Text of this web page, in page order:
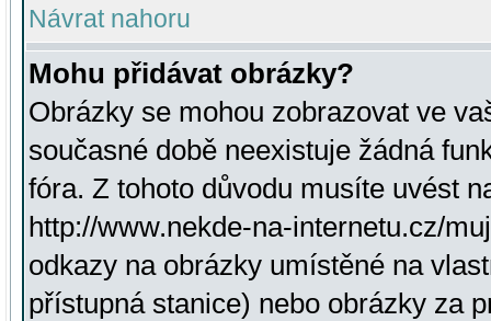
Návrat nahoru
Mohu přidávat obrázky?
Obrázky se mohou zobrazovat ve
současné době neexistuje žádná
fóra. Z tohoto důvodu musíte uvést
http://www.nekde-na-internetu.cz/
odkazy na obrázky umístěné na
přístupná stanice) nebo obrázky za